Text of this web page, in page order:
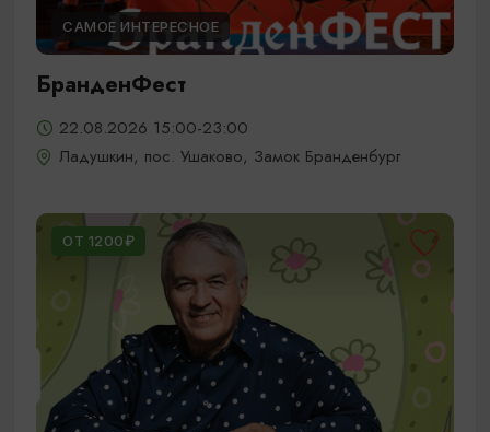
САМОЕ ИНТЕРЕСНОЕ
БранденФест
22.08.2026 15:00-23:00
Ладушкин, пос. Ушаково, Замок Бранденбург
ОТ 1200₽